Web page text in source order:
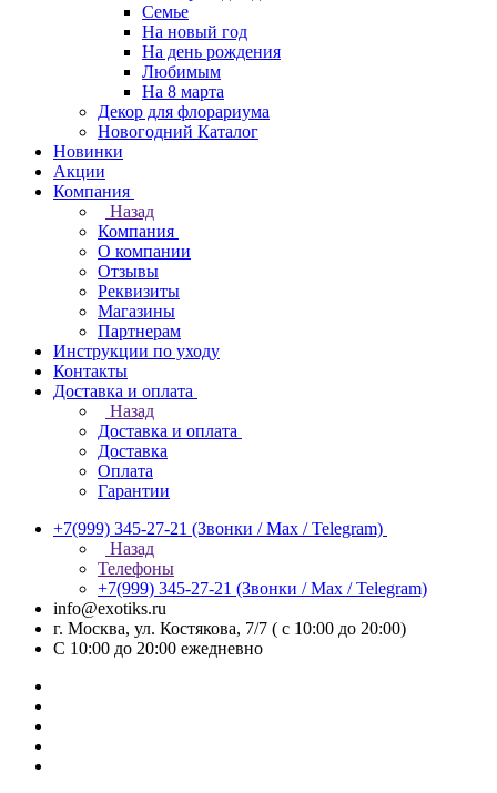
Семье
На новый год
На день рождения
Любимым
На 8 марта
Декор для флорариума
Новогодний Каталог
Новинки
Акции
Компания
Назад
Компания
О компании
Отзывы
Реквизиты
Магазины
Партнерам
Инструкции по уходу
Контакты
Доставка и оплата
Назад
Доставка и оплата
Доставка
Оплата
Гарантии
+7(999) 345-27-21 (Звонки / Max / Telegram)
Назад
Телефоны
+7(999) 345-27-21 (Звонки / Max / Telegram)
info@exotiks.ru
г. Москва, ул. Костякова, 7/7 ( с 10:00 до 20:00)
С 10:00 до 20:00 ежедневно